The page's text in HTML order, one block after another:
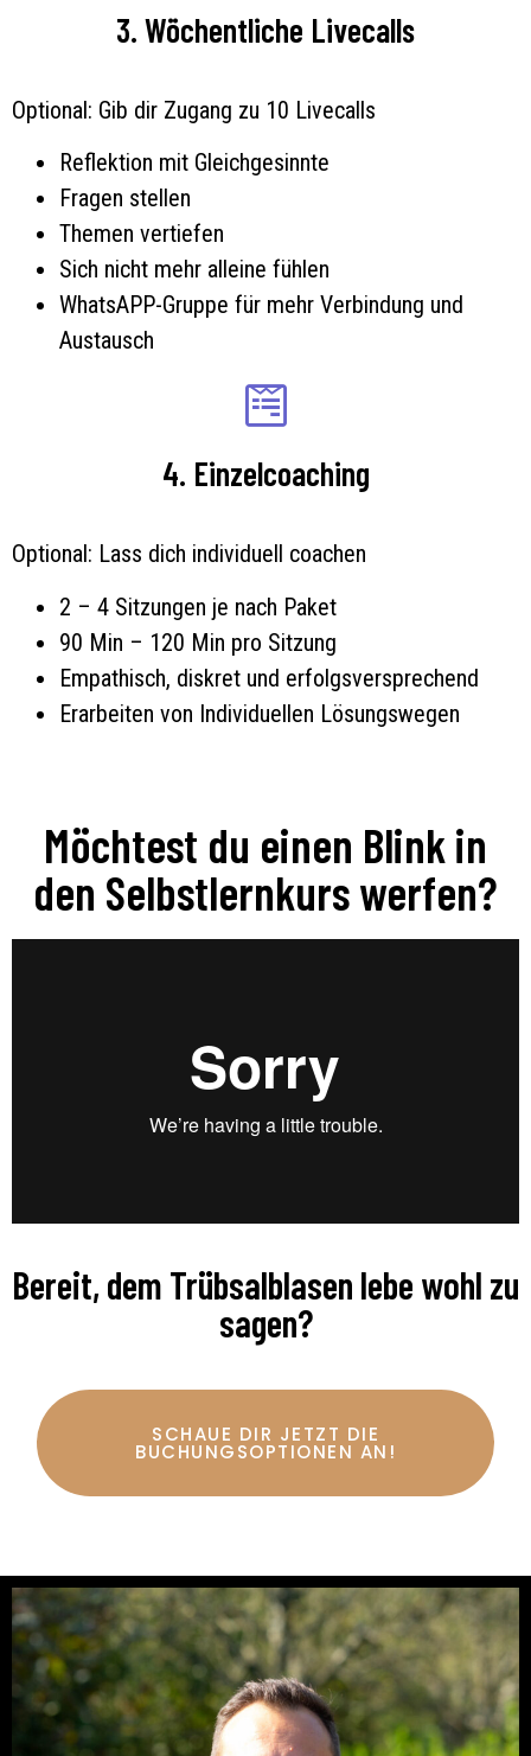
3. Wöchentliche Livecalls
Optional: Gib dir Zugang zu 10 Livecalls
Reflektion mit Gleichgesinnte
Fragen stellen
Themen vertiefen
Sich nicht mehr alleine fühlen
WhatsAPP-Gruppe für mehr Verbindung und
Austausch
4. Einzelcoaching
Optional: Lass dich individuell coachen
2 – 4 Sitzungen je nach Paket
90 Min – 120 Min pro Sitzung
Empathisch, diskret und erfolgsversprechend
Erarbeiten von Individuellen Lösungswegen
Möchtest du einen Blink in
den Selbstlernkurs werfen?
Bereit, dem Trübsalblasen lebe wohl zu
sagen?
SCHAUE DIR JETZT DIE
BUCHUNGSOPTIONEN AN!